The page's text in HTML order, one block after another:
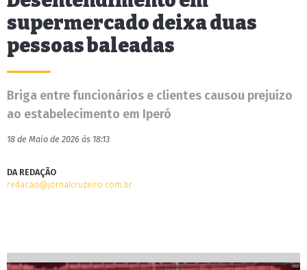
supermercado deixa duas
pessoas baleadas
Briga entre funcionários e clientes causou prejuízo
ao estabelecimento em Iperó
18 de Maio de 2026 às 18:13
DA REDAÇÃO
redacao@jornalcruzeiro.com.br